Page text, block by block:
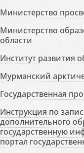
Министерство
Министерство
области
Институт развития
Мурманский
Государственная
Инструкция по
дополнительного
государственную
портал